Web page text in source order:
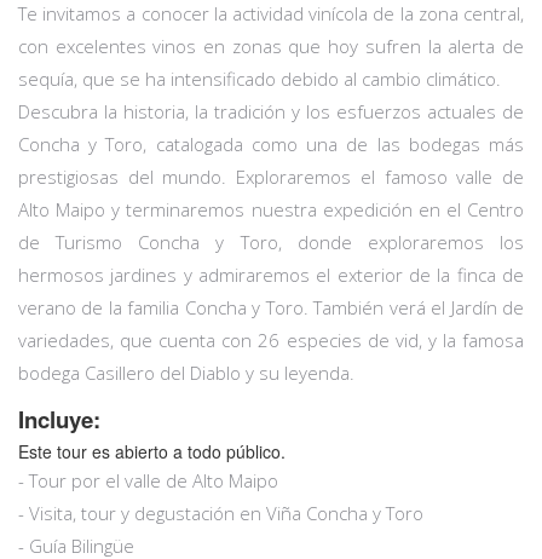
Te invitamos a conocer la actividad vinícola de la zona central,
con excelentes vinos en zonas que hoy sufren la alerta de
sequía, que se ha intensificado debido al cambio climático.
Descubra la historia, la tradición y los esfuerzos actuales de
Concha y Toro, catalogada como una de las bodegas más
prestigiosas del mundo. Exploraremos el famoso valle de
Alto Maipo y terminaremos nuestra expedición en el Centro
de Turismo Concha y Toro, donde exploraremos los
hermosos jardines y admiraremos el exterior de la finca de
verano de la familia Concha y Toro. También verá el Jardín de
variedades, que cuenta con 26 especies de vid, y la famosa
bodega Casillero del Diablo y su leyenda.
Incluye:
Este tour es abierto a todo público.
- Tour por el valle de Alto Maipo
- Visita, tour y degustación en Viña Concha y Toro
- Guía Bilingüe